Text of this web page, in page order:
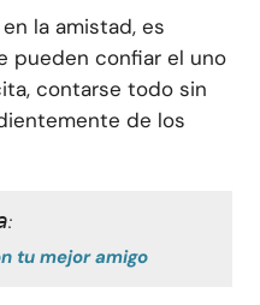
la amistad, es
pueden confiar el uno
contarse todo sin
de los
:
tu mejor amigo